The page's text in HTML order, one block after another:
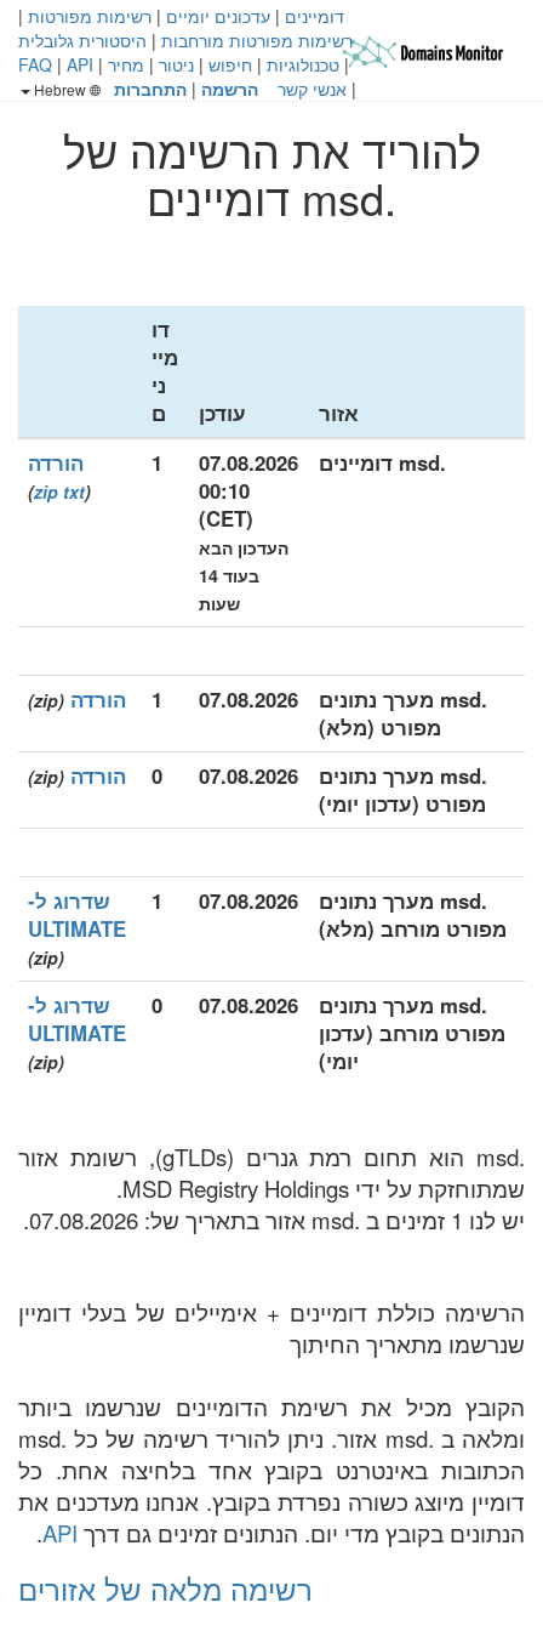
דומיינים | עדכונים יומיים | רשימות מפורטות |
רשימות מפורטות מורחבות | היסטורית גלובלית
| טכנולוגיות | חיפוש | ניטור | מחיר |
FAQ | API
| אנשי קשר הרשמה | התחברות
להוריד את הרשימה של
.msd דומיינים
אזור עודכן
דו
מיי
ני
ם
.msd דומיינים
07.08.2026
00:10
(CET)
העדכון הבא
בעוד 14
שעות
1 הורדה
(
zip txt
)
.msd מערך נתונים
מפורט (מלא)
07.08.2026
1 הורדה (zip)
.msd מערך נתונים
מפורט (עדכון יומי)
07.08.2026
0 הורדה (zip)
.msd מערך נתונים
מפורט מורחב (מלא)
07.08.2026
1
שדרוג ל-
ULTIMATE
(zip)
.msd מערך נתונים
מפורט מורחב (עדכון
יומי)
07.08.2026
0
שדרוג ל-
ULTIMATE
(zip)
.msd הוא תחום רמת גנרים (gTLDs), רשומת אזור
שמתוחזקת על ידי MSD Registry Holdings.
יש לנו 1 זמינים ב .msd אזור בתאריך של: 07.08.2026.
הרשימה כוללת דומיינים + אימיילים של בעלי דומיין
שנרשמו מתאריך החיתוך
הקובץ מכיל את רשימת הדומיינים שנרשמו ביותר
ומלאה ב .msd אזור. ניתן להוריד רשימה של כל .msd
הכתובות באינטרנט בקובץ אחד בלחיצה אחת. כל
דומיין מיוצג כשורה נפרדת בקובץ. אנחנו מעדכנים את
הנתונים בקובץ מדי יום. הנתונים זמינים גם דרך API
.
רשימה מלאה של אזורים